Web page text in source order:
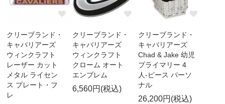
クリーブランド・
キャバリアーズ
ウィンクラフト
レーザー カット
メタル ライセン
ス プレート・フ
レ
クリーブランド・
キャバリアーズ
ウィンクラフト
クローム オート
エンブレム
6,560円(税込)
クリーブランド・
キャバリアーズ
Chad & Jake 幼児
プライマリー 4
人-ピース パーソ
ナル
26,200円(税込)